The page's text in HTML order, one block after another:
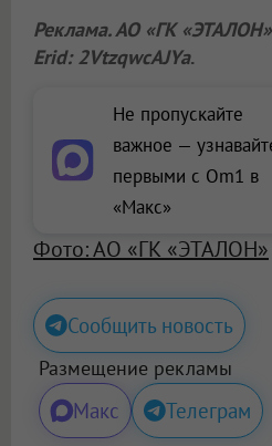
Реклама. АО «ГК
Erid: 2VtzqwcAJYa.
Не пропускайте
важное —
первыми с Om1 в
«Макс»
Фото: АО «ГК «ЭТАЛОН»
Сообщить новость
Размещение рекламы
Макс Телеграм